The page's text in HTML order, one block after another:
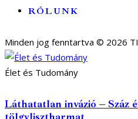
RÓLUNK
Minden jog fenntartva © 2026
Élet és Tudomány
Láthatatlan invázió – Száz